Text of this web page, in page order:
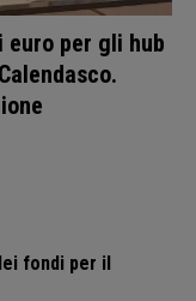
euro per gli hub
fondi per il